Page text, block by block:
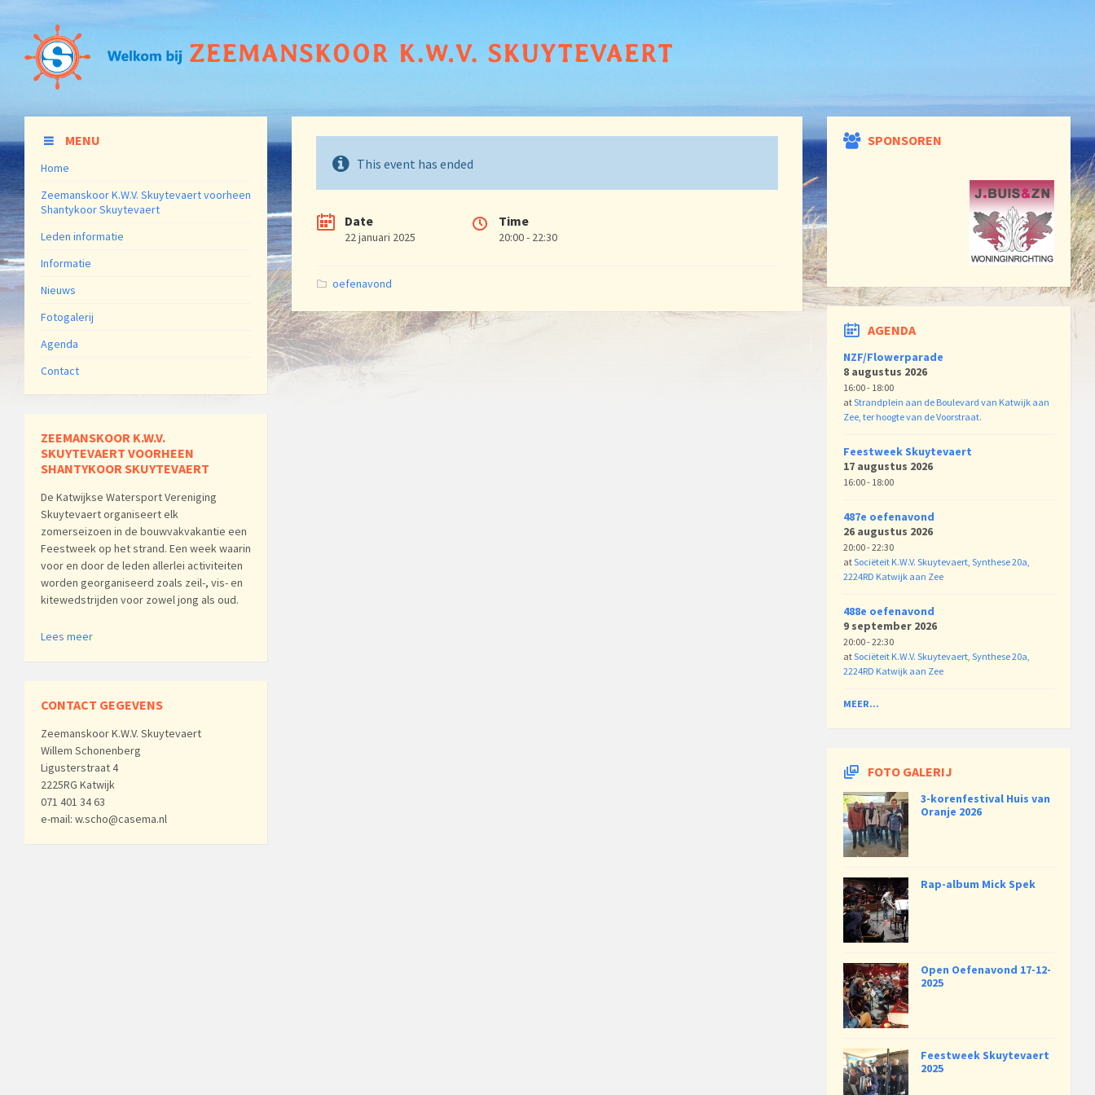
This event has ended
Date
22 januari 2025
Time
20:00 - 22:30
Categories:
oefenavond
MENU
Home
Zeemanskoor K.W.V. Skuytevaert voorheen
Shantykoor Skuytevaert
Leden informatie
Informatie
Nieuws
Fotogalerij
Agenda
Contact
ZEEMANSKOOR K.W.V.
SKUYTEVAERT VOORHEEN
SHANTYKOOR SKUYTEVAERT
De Katwijkse Watersport Vereniging
Skuytevaert organiseert elk
zomerseizoen in de bouwvakvakantie een
Feestweek op het strand. Een week waarin
voor en door de leden allerlei activiteiten
worden georganiseerd zoals zeil-, vis- en
kitewedstrijden voor zowel jong als oud.
Lees meer
CONTACT GEGEVENS
Zeemanskoor K.W.V. Skuytevaert
Willem Schonenberg
Ligusterstraat 4
2225RG Katwijk
071 401 34 63
e-mail: w.scho@casema.nl
SPONSOREN
AGENDA
NZF/Flowerparade
8 augustus 2026
16:00 - 18:00
atStrandplein aan de Boulevard van Katwijk aan
Zee, ter hoogte van de Voorstraat.
Feestweek Skuytevaert
17 augustus 2026
16:00 - 18:00
487e oefenavond
26 augustus 2026
20:00 - 22:30
atSociëteit K.W.V. Skuytevaert, Synthese 20a,
2224RD Katwijk aan Zee
488e oefenavond
9 september 2026
20:00 - 22:30
atSociëteit K.W.V. Skuytevaert, Synthese 20a,
2224RD Katwijk aan Zee
MEER...
FOTO GALERIJ
3-korenfestival Huis van
Oranje 2026
Rap-album Mick Spek
Open Oefenavond 17-12-
2025
Feestweek Skuytevaert
2025